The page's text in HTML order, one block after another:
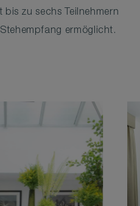
zu sechs Teilnehmern
ermöglicht.